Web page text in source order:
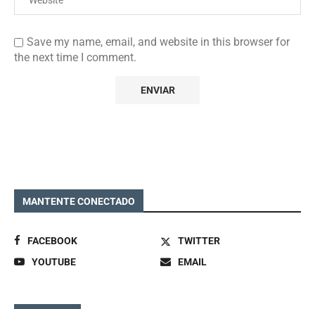
Save my name, email, and website in this browser for
the next time I comment.
MANTENTE CONECTADO
FACEBOOK
TWITTER
YOUTUBE
EMAIL